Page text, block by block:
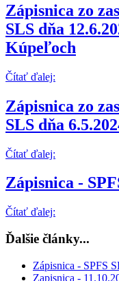
Zápisnica zo
SLS dňa
Kúpeľoch
Čítať ďalej:
Zápisnica zo
SLS dňa
Čítať ďalej:
Zápisnica -
Čítať ďalej:
Ďalšie články...
Zápisnica - SPFS
Zapisnica -